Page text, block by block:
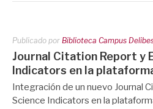
Publicado por Biblioteca Campus
Journal Citation Report y
Indicators en la
Integración de un nuevo Journal
Science Indicators en la